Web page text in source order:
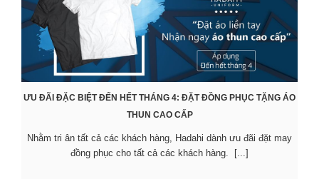
ƯU ĐÃI ĐẶC BIỆT ĐẾN HẾT THÁNG 4: ĐẶT ĐỒNG PHỤC TẶNG ÁO
THUN CAO CẤP
Nhằm tri ân tất cả các khách hàng, Hadahi dành ưu đãi đặt may
đồng phục cho tất cả các khách hàng. [...]